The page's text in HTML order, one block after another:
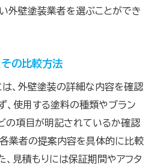
外壁塗装業者を選ぶことができ
の比較方法
、外壁塗装の詳細な内容を確認
、使用する塗料の種類やブラン
の項目が明記されているか確認
各業者の提案内容を具体的に比較
、見積もりには保証期間やアフタ